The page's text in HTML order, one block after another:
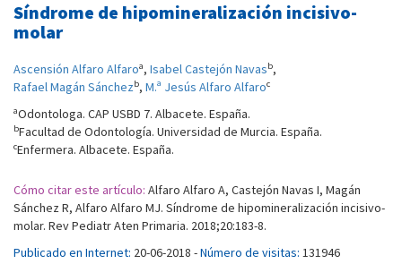
Síndrome de hipomineralización incisivo-
molar
Ascensión Alfaro Alfaroa, Isabel Castejón Navasb,
Rafael Magán Sánchezb, M.ª Jesús Alfaro Alfaroc
aOdontologa. CAP USBD 7. Albacete. España.
bFacultad de Odontología. Universidad de Murcia. España.
cEnfermera. Albacete. España.
Cómo citar este artículo: Alfaro Alfaro A, Castejón Navas I, Magán
Sánchez R, Alfaro Alfaro MJ. Síndrome de hipomineralización incisivo-
molar. Rev Pediatr Aten Primaria. 2018;20:183-8.
Publicado en Internet: 20-06-2018 -Número de visitas: 131946